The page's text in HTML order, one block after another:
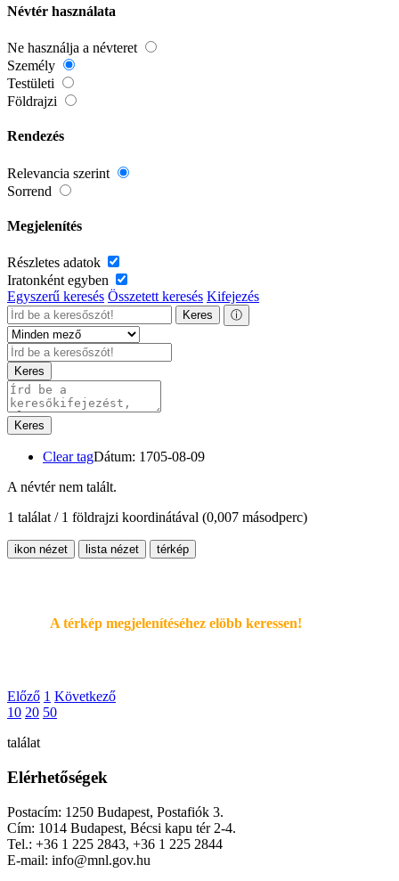
Névtér használata
Ne használja a névteret
Személy
Testületi
Földrajzi
Rendezés
Relevancia szerint
Sorrend
Megjelenítés
Részletes adatok
Iratonként egyben
Egyszerű keresés Összetett keresés Kifejezés
Keres ⓘ
Keres
Keres
Clear tagDátum: 1705-08-09
A névtér nem talált.
1 találat / 1 földrajzi koordinátával (0,007 másodperc)
ikon nézet lista nézet térkép
A térkép megjelenítéséhez elöbb keressen!
Előző 1 Következő
10 20 50
találat
Elérhetőségek
Postacím: 1250 Budapest, Postafiók 3.
Cím: 1014 Budapest, Bécsi kapu tér 2-4.
Tel.: +36 1 225 2843, +36 1 225 2844
E-mail: info@mnl.gov.hu